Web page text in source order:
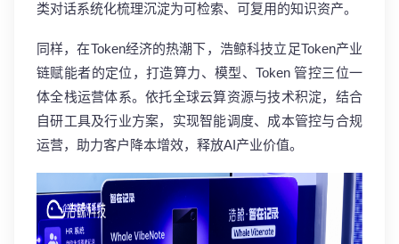
类对话系统化梳理沉淀为可检索、可复用的知识资产。
同样，在Token经济的热潮下，浩鲸科技立足Token产业
链赋能者的定位，打造算力、模型、Token 管控三位一
体全栈运营体系。依托全球云算资源与技术积淀，结合
自研工具及行业方案，实现智能调度、成本管控与合规
运营，助力客户降本增效，释放AI产业价值。